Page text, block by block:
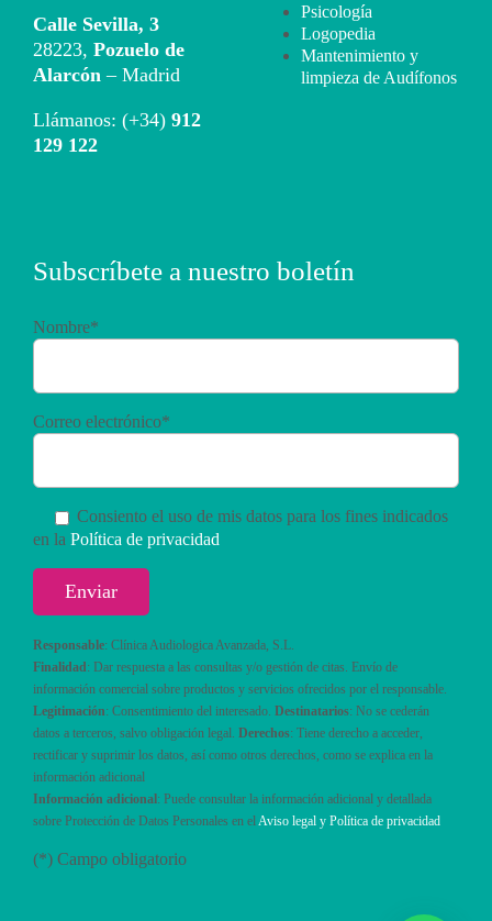
Calle Sevilla, 3
28223, Pozuelo de
Alarcón – Madrid
Llámanos: (+34) 912
129 122
Psicología
Logopedia
Mantenimiento y
limpieza de Audífonos
Subscríbete a nuestro boletín
Nombre*
Correo electrónico*
Consiento el uso de mis datos para los fines indicados
en la Política de privacidad
Responsable: Clínica Audiologica Avanzada, S.L.
Finalidad: Dar respuesta a las consultas y/o gestión de citas. Envío de
información comercial sobre productos y servicios ofrecidos por el responsable.
Legitimación: Consentimiento del interesado. Destinatarios: No se cederán
datos a terceros, salvo obligación legal. Derechos: Tiene derecho a acceder,
rectificar y suprimir los datos, así como otros derechos, como se explica en la
información adicional
Información adicional: Puede consultar la información adicional y detallada
sobre Protección de Datos Personales en el Aviso legal y Política de privacidad
(*) Campo obligatorio